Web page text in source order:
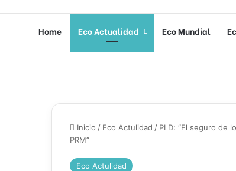
Home Eco Actualidad Eco Mundial
Inicio / Eco Actulidad / PLD: “El seguro de
PRM”
Eco Actulidad